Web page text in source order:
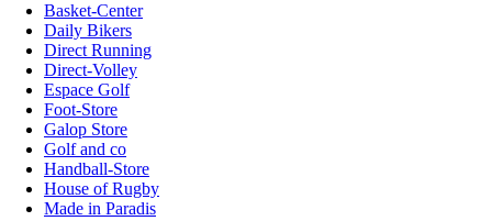
Basket-Center
Daily Bikers
Direct Running
Direct-Volley
Espace Golf
Foot-Store
Galop Store
Golf and co
Handball-Store
House of Rugby
Made in Paradis